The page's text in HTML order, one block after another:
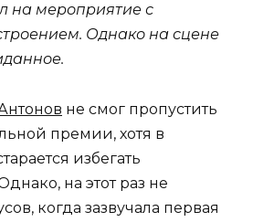
на мероприятие с
Однако на сцене
не смог пропустить
премии, хотя в
избегать
на этот раз не
когда зазвучала первая